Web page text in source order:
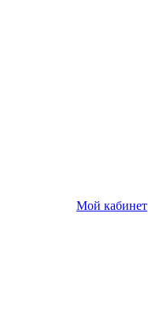
Мой кабинет